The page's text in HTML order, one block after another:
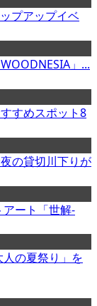
プアップイベ
」...
すめスポット8
の貸切川下りが
ート「世解-
の夏祭り」を